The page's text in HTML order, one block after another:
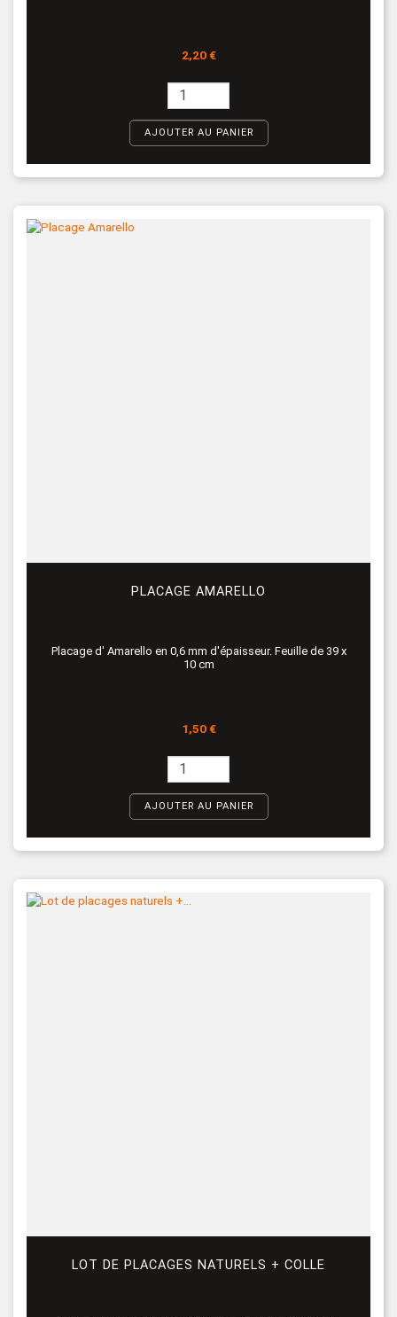
Prix
2,20 €
AJOUTER AU PANIER
PLACAGE AMARELLO
Placage d' Amarello en 0,6 mm d'épaisseur. Feuille de 39 x
10 cm
Prix
1,50 €
AJOUTER AU PANIER
LOT DE PLACAGES NATURELS + COLLE